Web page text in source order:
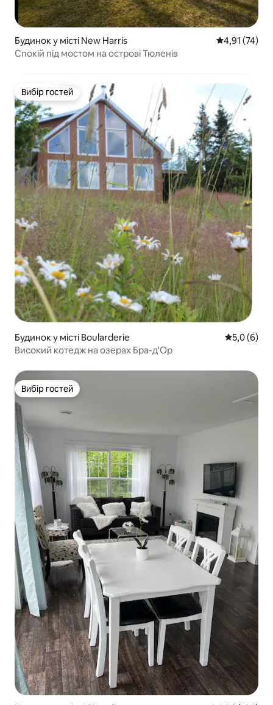
Будинок у місті New Harris Середня
4,91 (74)
Спокій під мостом на острові Тюленів
Вибір гостей
Вибір гостей
Будинок у місті Boularderie Середня
5,0 (6)
Високий котедж на озерах Бра-д'Ор
Вибір гостей
Вибір гостей